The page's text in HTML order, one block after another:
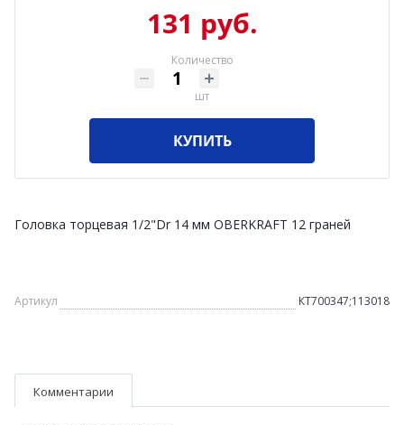
131 руб.
Количество
шт
КУПИТЬ
Головка торцевая 1/2"Dr 14 мм OBERKRAFT 12 граней
Артикул КТ700347;113018
Комментарии